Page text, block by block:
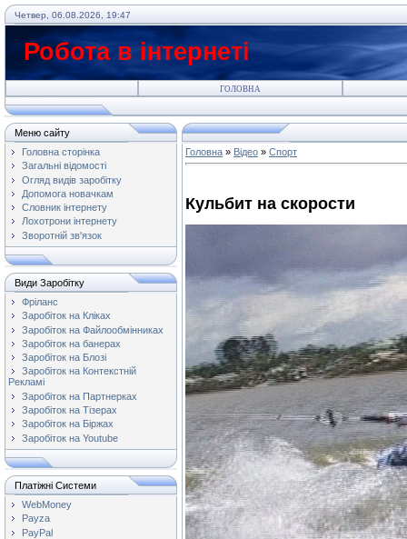
Четвер, 06.08.2026, 19:47
Робота в інтернеті
ГОЛОВНА
Меню сайту
Головна сторінка
Загальні відомості
Огляд видів заробітку
Допомога новачкам
Словник інтернету
Лохотрони інтернету
Зворотній зв'язок
Види Заробітку
Фріланс
Заробіток на Кліках
Заробіток на Файлообмінниках
Заробіток на банерах
Заробіток на Блозі
Заробіток на Контекстній
Рекламі
Заробіток на Партнерках
Заробіток на Тізерах
Заробіток на Біржах
Заробіток на Youtube
Платіжні Системи
WebMoney
Payza
PayPal
Головна » Відео » Спорт
Кульбит на скорости